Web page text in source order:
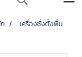
เครื่องชั่งตั้งพื้น